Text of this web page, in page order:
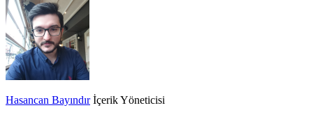
Hasancan Bayındır İçerik Yöneticisi